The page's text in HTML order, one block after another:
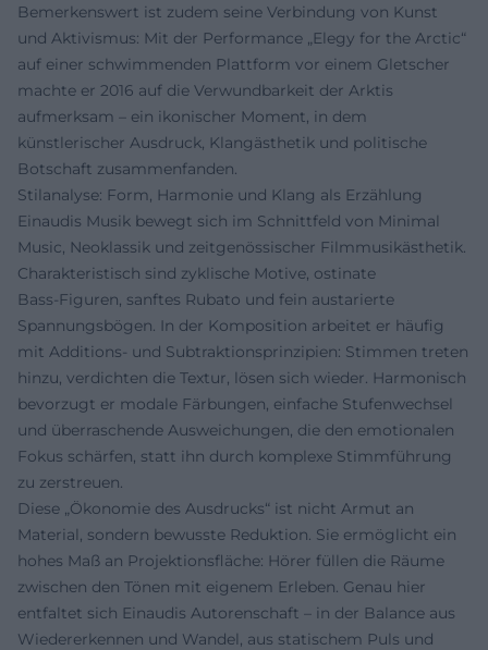
Bemerkenswert ist zudem seine Verbindung von Kunst
und Aktivismus: Mit der Performance „Elegy for the Arctic“
auf einer schwimmenden Plattform vor einem Gletscher
machte er 2016 auf die Verwundbarkeit der Arktis
aufmerksam – ein ikonischer Moment, in dem
künstlerischer Ausdruck, Klangästhetik und politische
Botschaft zusammenfanden.
Stilanalyse: Form, Harmonie und Klang als Erzählung
Einaudis Musik bewegt sich im Schnittfeld von Minimal
Music, Neoklassik und zeitgenössischer Filmmusikästhetik.
Charakteristisch sind zyklische Motive, ostinate
Bass‑Figuren, sanftes Rubato und fein austarierte
Spannungsbögen. In der Komposition arbeitet er häufig
mit Additions‑ und Subtraktionsprinzipien: Stimmen treten
hinzu, verdichten die Textur, lösen sich wieder. Harmonisch
bevorzugt er modale Färbungen, einfache Stufenwechsel
und überraschende Ausweichungen, die den emotionalen
Fokus schärfen, statt ihn durch komplexe Stimmführung
zu zerstreuen.
Diese „Ökonomie des Ausdrucks“ ist nicht Armut an
Material, sondern bewusste Reduktion. Sie ermöglicht ein
hohes Maß an Projektionsfläche: Hörer füllen die Räume
zwischen den Tönen mit eigenem Erleben. Genau hier
entfaltet sich Einaudis Autorenschaft – in der Balance aus
Wiedererkennen und Wandel, aus statischem Puls und